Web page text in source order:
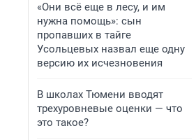
«Они всё еще в лесу, и им
нужна помощь»: сын
пропавших в тайге
Усольцевых назвал еще одну
версию их исчезновения
В школах Тюмени вводят
трехуровневые оценки — что
это такое?